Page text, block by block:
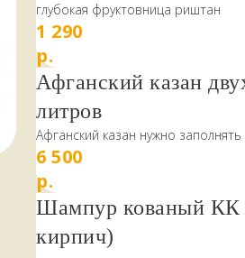
глубокая фруктовница риштан
1 290
р.
Афганский казан
литров
Афганский казан нужно
литров
6 500
р.
Шампур кованый КК
кирпич)